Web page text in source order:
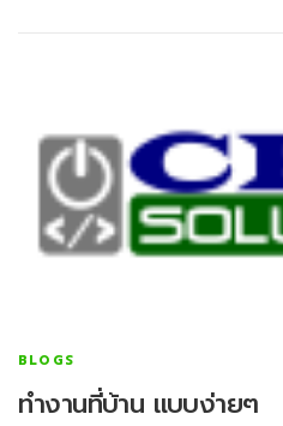
BLOGS
ทำงานที่บ้าน แบบง่ายๆ